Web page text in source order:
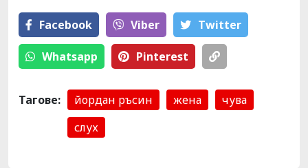
Facebook Viber Тwitter
Whatsapp Pinterest
Тагове: йордан ръсин жена
чува
слух